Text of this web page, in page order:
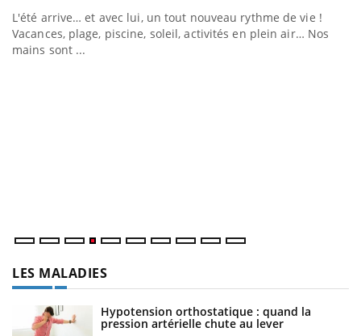
L'été arrive… et avec lui, un tout nouveau rythme de vie !
Vacances, plage, piscine, soleil, activités en plein air… Nos
mains sont ...
LES MALADIES
Hypotension orthostatique : quand la
pression artérielle chute au lever